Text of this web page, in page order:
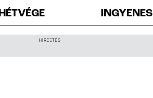
HÉTVÉGE INGYENES
HIRDETÉS